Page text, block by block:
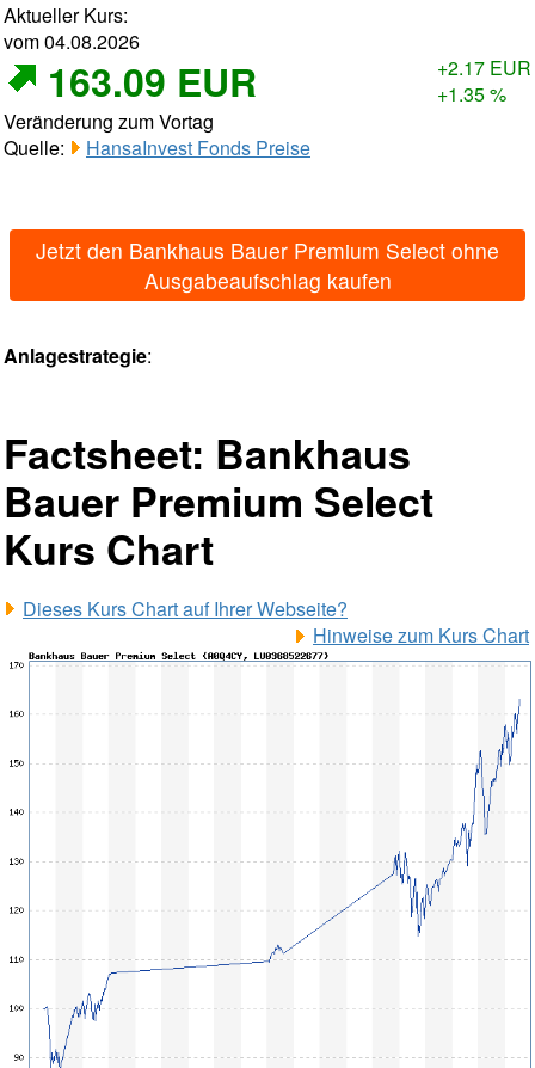
Aktueller Kurs:
vom 04.08.2026
163.09 EUR
+2.17 EUR
+1.35 %
Veränderung zum Vortag
Quelle:
HansaInvest Fonds Preise
Jetzt den Bankhaus Bauer Premium Select ohne
Ausgabeaufschlag kaufen
Anlagestrategie:
Factsheet: Bankhaus
Bauer Premium Select
Kurs Chart
Dieses Kurs Chart auf Ihrer Webseite?
Hinweise zum Kurs Chart